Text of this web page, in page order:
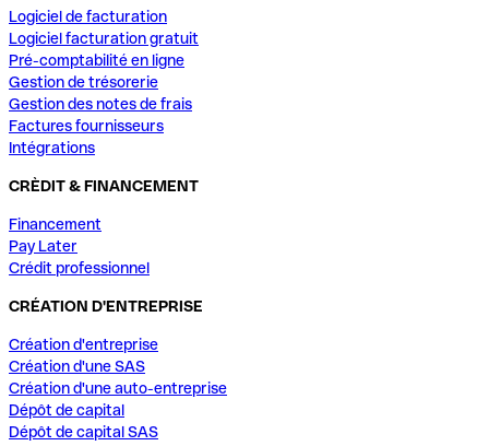
Logiciel de facturation
Logiciel facturation gratuit
Pré-comptabilité en ligne
Gestion de trésorerie
Gestion des notes de frais
Factures fournisseurs
Intégrations
CRÈDIT & FINANCEMENT
Financement
Pay Later
Crédit professionnel
CRÉATION D'ENTREPRISE
Création d'entreprise
Création d'une SAS
Création d'une auto-entreprise
Dépôt de capital
Dépôt de capital SAS